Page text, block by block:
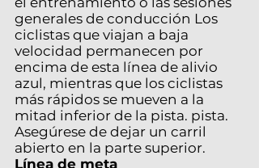
generales de conducción Los
ciclistas que viajan a baja
velocidad permanecen por
encima de esta línea de alivio
azul, mientras que los ciclistas
más rápidos se mueven a la
mitad inferior de la pista. pista.
Asegúrese de dejar un carril
abierto en la parte superior.
Línea de meta